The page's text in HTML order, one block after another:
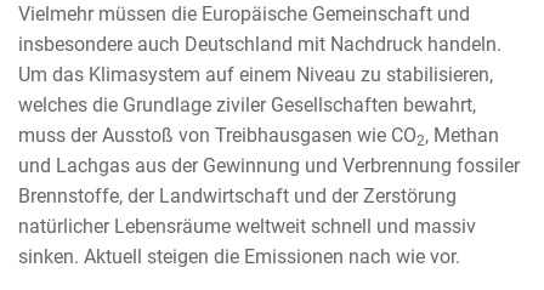
Vielmehr müssen die Europäische Gemeinschaft und
insbesondere auch Deutschland mit Nachdruck handeln.
Um das Klimasystem auf einem Niveau zu stabilisieren,
welches die Grundlage ziviler Gesellschaften bewahrt,
muss der Ausstoß von Treibhausgasen wie CO2, Methan
und Lachgas aus der Gewinnung und Verbrennung fossiler
Brennstoffe, der Landwirtschaft und der Zerstörung
natürlicher Lebensräume weltweit schnell und massiv
sinken. Aktuell steigen die Emissionen nach wie vor.